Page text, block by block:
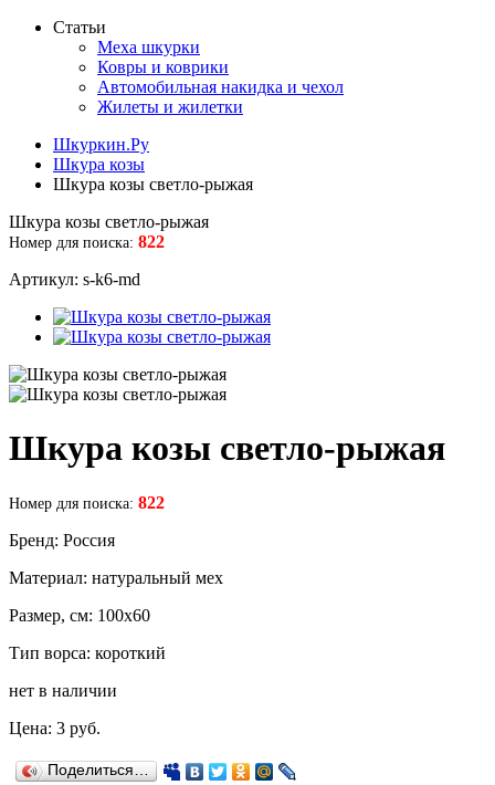
Статьи
Меха шкурки
Ковры и коврики
Автомобильная накидка и чехол
Жилеты и жилетки
Шкуркин.Ру
Шкура козы
Шкура козы светло-рыжая
Шкура козы светло-рыжая
Номер для поиска: 822
Артикул: s-k6-md
Шкура козы светло-рыжая
Номер для поиска: 822
Бренд: Россия
Материал: натуральный мех
Размер, см: 100х60
Тип ворса: короткий
нет в наличии
Цена: 3 руб.
Поделиться…